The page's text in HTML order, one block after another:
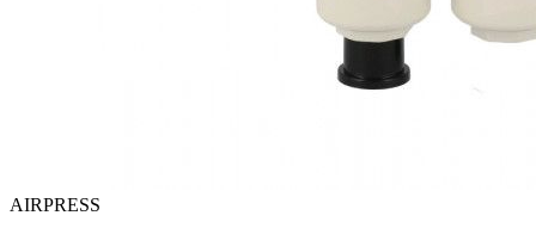
AIRPRESS